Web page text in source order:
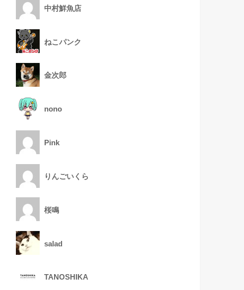
中村鮮魚店
ねこパンク
金次郎
nono
Pink
りんごいくら
桜鳴
salad
TANOSHIKA